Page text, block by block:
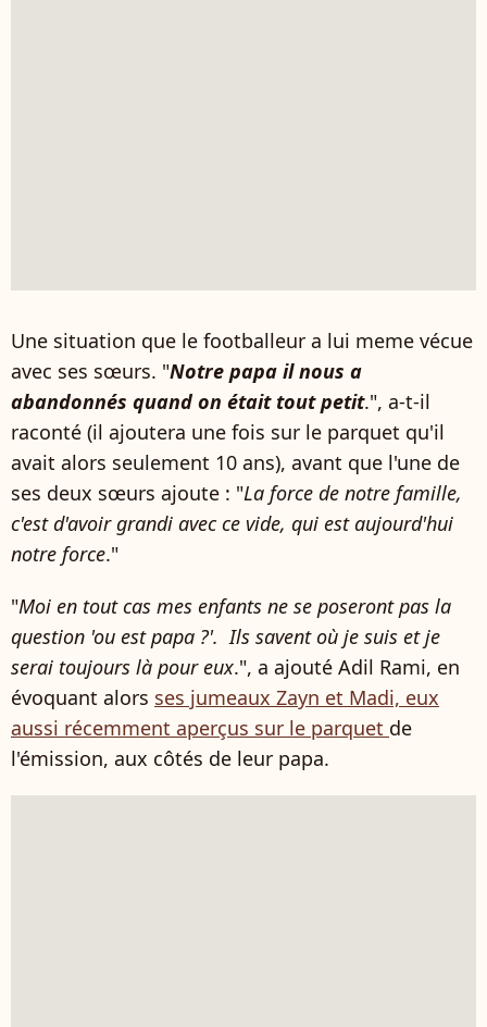
Une situation que le footballeur a lui meme vécue
avec ses sœurs. "Notre papa il nous a
abandonnés quand on était tout petit.", a-t-il
raconté (il ajoutera une fois sur le parquet qu'il
avait alors seulement 10 ans), avant que l'une de
ses deux sœurs ajoute : "La force de notre famille,
c'est d'avoir grandi avec ce vide, qui est aujourd'hui
notre force."
"Moi en tout cas mes enfants ne se poseront pas la
question 'ou est papa ?'. Ils savent où je suis et je
serai toujours là pour eux.", a ajouté Adil Rami, en
évoquant alors ses jumeaux Zayn et Madi, eux
aussi récemment aperçus sur le parquet de
l'émission, aux côtés de leur papa.